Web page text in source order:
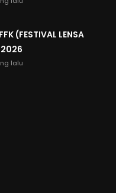
(FESTIVAL LENSA
2026
lalu